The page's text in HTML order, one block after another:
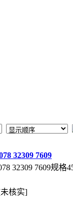
32309 7609
32309 7609规
核实]